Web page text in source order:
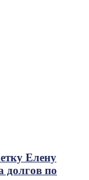
Елену
долгов по